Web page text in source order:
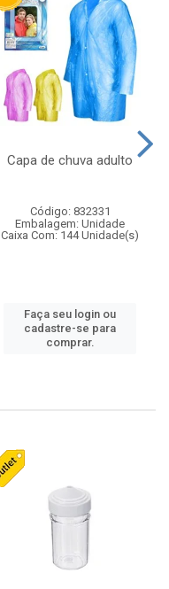
Capa de chuva adulto
Código: 832331
Embalagem: Unidade
Caixa Com: 144 Unidade(s)
Faça seu login ou
cadastre-se para
comprar.